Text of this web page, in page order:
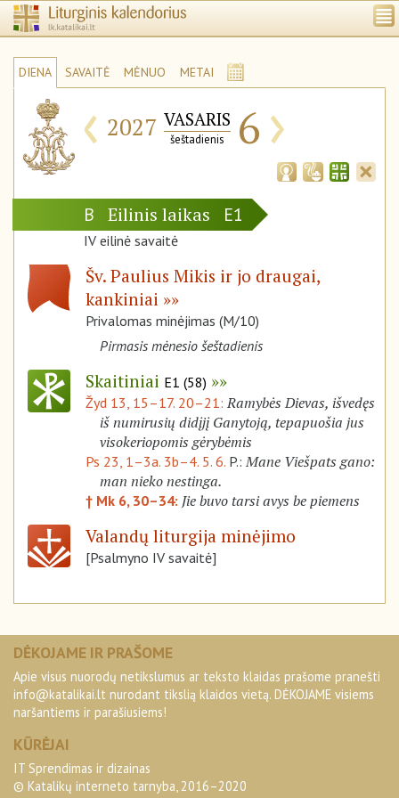
DIENA SAVAITĖ MĖNUO METAI
‹ 2027 VASARIS
šeštadienis 6 ›
B Eilinis laikas E1
IV eilinė savaitė
Šv. Paulius Mikis ir jo draugai,
kankiniai
Privalomas minėjimas (M/10)
Pirmasis mėnesio šeštadienis
Skaitiniai E1 (58)
Žyd 13, 15–17. 20–21:Ramybės Dievas, išvedęs
iš numirusių didįjį Ganytoją, tepapuošia jus
visokeriopomis gėrybėmis
Ps 23, 1–3a. 3b–4. 5. 6. P.:Mane Viešpats gano:
man nieko nestinga.
† Mk 6, 30–34: Jie buvo tarsi avys be piemens
Valandų liturgija minėjimo
[Psalmyno IV savaitė]
DĖKOJAME IR PRAŠOME
Apie visus nuorodų netikslumus ar teksto klaidas prašome pranešti
info@katalikai.lt nurodant tikslią klaidos vietą. DĖKOJAME visiems
naršantiems ir parašiusiems!
KŪRĖJAI
IT Sprendimas ir dizainas
© Katalikų interneto tarnyba, 2016–2020